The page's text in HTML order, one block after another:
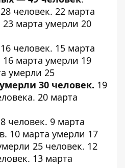
28 человек. 22 марта
23 марта умерли 20
16 человек. 15 марта
16 марта умерли 19
умерли 25
30 человек. 19
. 20 марта
человек. 9 марта
. 10 марта умерли 17
25 человек. 12
. 13 марта